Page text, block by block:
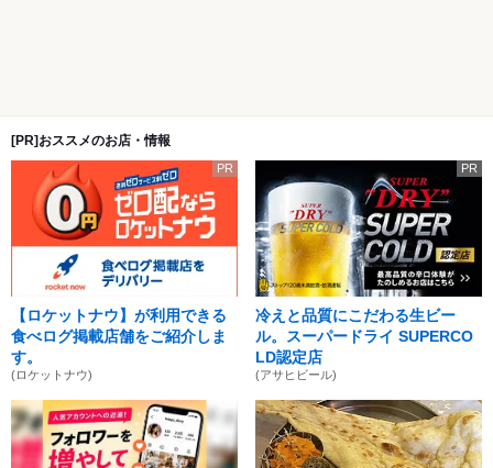
[PR]おススメのお店・情報
PR
【ロケットナウ】が利用できる
食べログ掲載店舗をご紹介しま
す。
(ロケットナウ)
PR
冷えと品質にこだわる生ビー
ル。スーパードライ SUPERCO
LD認定店
(アサヒビール)